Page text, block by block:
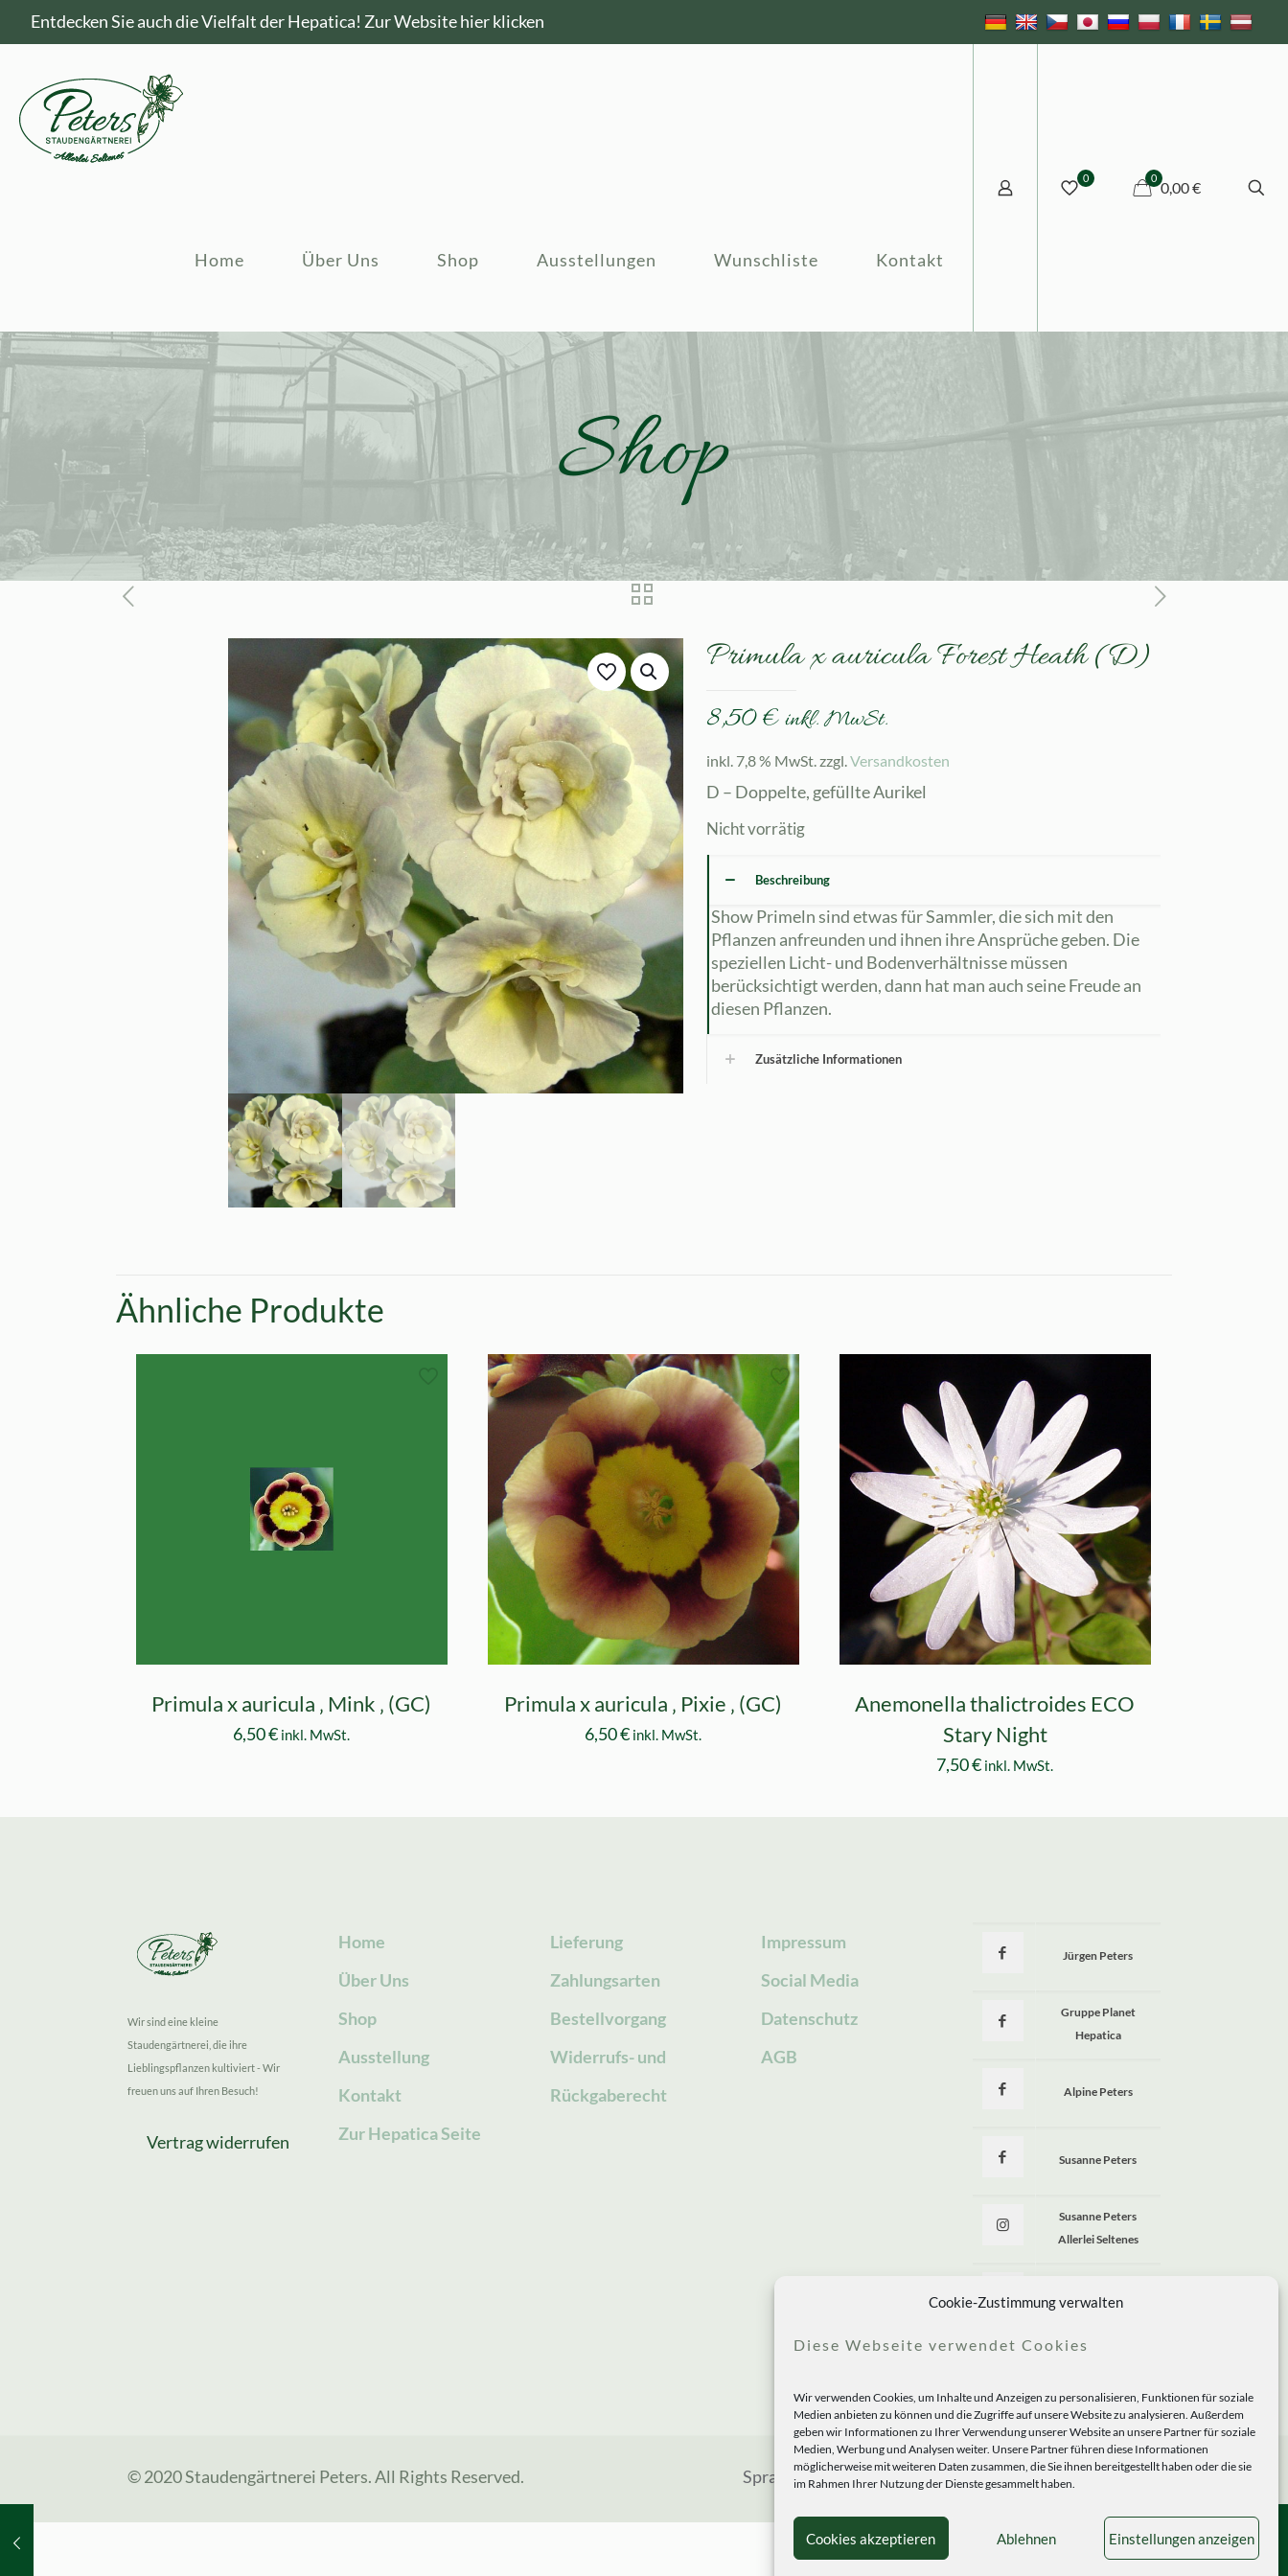
Cookie-Zustimmung verwalten
Diese Webseite verwendet Cookies
Wir verwenden Cookies, um Inhalte und Anzeigen zu personalisieren, Funktionen für soziale
Medien anbieten zu können und die Zugriffe auf unsere Website zu analysieren. Außerdem
geben wir Informationen zu Ihrer Verwendung unserer Website an unsere Partner für soziale
Medien, Werbung und Analysen weiter. Unsere Partner führen diese Informationen
möglicherweise mit weiteren Daten zusammen, die Sie ihnen bereitgestellt haben oder die sie
im Rahmen Ihrer Nutzung der Dienste gesammelt haben.
Cookies akzeptieren Ablehnen Einstellungen anzeigen
Entdecken Sie auch die Vielfalt der Hepatica! Zur Website hier klicken
Home Über Uns Shop Ausstellungen Wunschliste Kontakt
0 0
0,00 €
Shop
Primula x auricula Forest Heath (D)
8,50€ inkl. MwSt.
inkl. 7,8 % MwSt.zzgl.Versandkosten
D – Doppelte, gefüllte Aurikel
Nicht vorrätig
Beschreibung
Show Primeln sind etwas für Sammler, die sich mit den
Pflanzen anfreunden und ihnen ihre Ansprüche geben. Die
speziellen Licht- und Bodenverhältnisse müssen
berücksichtigt werden, dann hat man auch seine Freude an
diesen Pflanzen.
Zusätzliche Informationen
Ähnliche Produkte
Primula x auricula ‚ Mink ‚ (GC)
6,50€ inkl. MwSt.
Primula x auricula ‚ Pixie ‚ (GC)
6,50€ inkl. MwSt.
Anemonella thalictroides ECO
Stary Night
7,50€ inkl. MwSt.
Wir sind eine kleine
Staudengärtnerei, die ihre
Lieblingspflanzen kultiviert - Wir
freuen uns auf Ihren Besuch!
Vertrag widerrufen
Home
Über Uns
Shop
Ausstellung
Kontakt
Zur Hepatica Seite
Lieferung
Zahlungsarten
Bestellvorgang
Widerrufs- und
Rückgaberecht
Impressum
Social Media
Datenschutz
AGB
Jürgen Peters
Gruppe Planet
Hepatica
Alpine Peters
Susanne Peters
Susanne Peters
Allerlei Seltenes
Allerlei Seltenes
© 2020 Staudengärtnerei Peters. All Rights Reserved. Sprachen